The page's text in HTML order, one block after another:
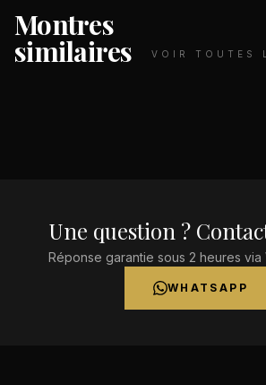
Montres
similaires VOIR TOUTES
Une question ?
Réponse garantie sous 2 heures via
WHATSAPP